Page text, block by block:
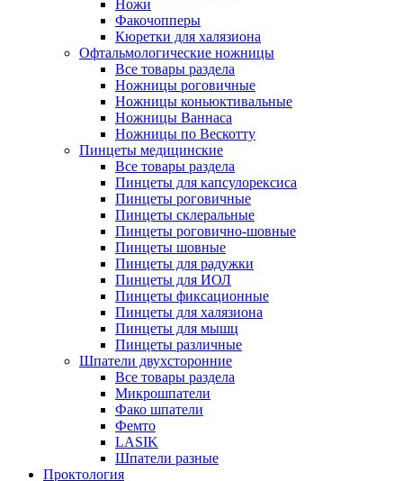
Ножи
Факочопперы
Кюретки для халязиона
Офтальмологические ножницы
Все товары раздела
Ножницы роговичные
Ножницы коньюктивальные
Ножницы Ваннаса
Ножницы по Вескотту
Пинцеты медицинские
Все товары раздела
Пинцеты для капсулорексиса
Пинцеты роговичные
Пинцеты склеральные
Пинцеты роговично-шовные
Пинцеты шовные
Пинцеты для радужки
Пинцеты для ИОЛ
Пинцеты фиксационные
Пинцеты для халязиона
Пинцеты для мышц
Пинцеты различные
Шпатели двухсторонние
Все товары раздела
Микрошпатели
Фако шпатели
Фемто
LASIK
Шпатели разные
Проктология